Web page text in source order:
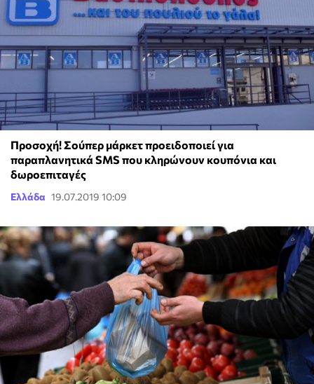
Προσοχή! Σούπερ μάρκετ προειδοποιεί για
παραπλανητικά SMS που κληρώνουν κουπόνια και
δωροεπιταγές
Ελλάδα 19.07.2019 10:09